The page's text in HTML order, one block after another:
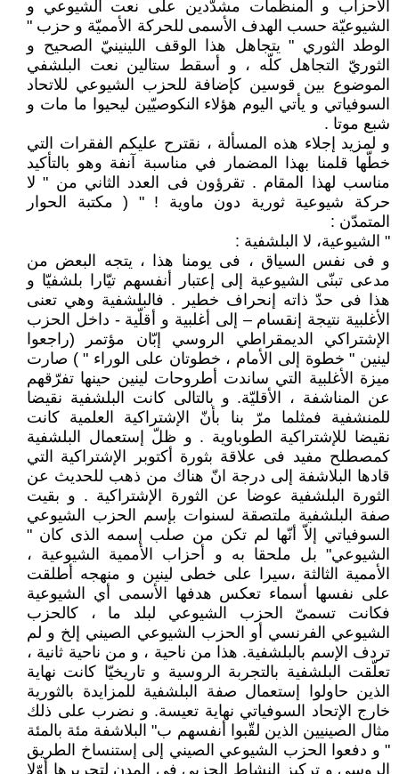
الأحزاب و المنظّمات مشدّدين على نعت الشيوعي و
الشيوعيّة حسب الهدف الأسمى للحركة الأمميّة و حزب "
الوطد الثوري " يتجاهل هذا الوقف اللينينيّ الصحيح و
الثوريّ التجاهل كلّه ، و أسقط ستالين نعت البلشفي
الموضوع بين قوسين كإضافة للحزب الشيوعي للاتحاد
السوفياتي و يأتي اليوم هؤلاء النكوصيّين ليحيوا ما مات و
شبع موتا .
و لمزيد إجلاء هذه المسألة ، نقترح عليكم الفقرات التي
خطّها قلمنا بهذا المضمار في مناسبة آنفة وهو بالتأكيد
مناسب لهذا المقام . تقرؤون فى العدد الثاني من " لا
حركة شيوعية ثورية دون ماوية ! " ( مكتبة الحوار
المتمدّن :
" الشيوعية، لا البلشفية :
و فى نفس السياق ، فى يومنا هذا ، يتجه البعض من
مدعى تبنّى الشيوعية إلى إعتبار أنفسهم تيّارا بلشفيّا و
هذا فى حدّ ذاته إنحراف خطير . فالبلشفية وهي تعنى
الأغلبية نتيجة إنقسام – إلى أغلبية و أقلّية - داخل الحزب
الإشتراكي الديمقراطي الروسي إبّان مؤتمر (راجعوا
لينين " خطوة إلى الأمام ، خطوتان على الوراء " ) صارت
ميزة الأغلبية التي ساندت أطروحات لينين حينها تفرّقهم
عن المناشفة ، الأقليّة. و بالتالى كانت البلشفية نقيضا
للمنشفية فمثلما مرّ بنا بأنّ الإشتراكية العلمية كانت
نقيضا للإشتراكية الطوباوية . و ظلّ إستعمال البلشفية
كمصطلح مفيد فى علاقة بثورة أكتوبر الإشتراكية التي
قادها البلاشفة إلى درجة انّ هناك من ذهب للحديث عن
الثورة البلشفية عوضا عن الثورة الإشتراكية . و بقيت
صفة البلشفية ملتصقة لسنوات بإسم الحزب الشيوعي
السوفياتي إلاّ أنّها لم تكن من صلب إسمه الذى كان "
الشيوعي" بل ملحقا به و أحزاب الأممية الشيوعية ،
الأممية الثالثة ،سيرا على خطى لينين و منهجه أطلقت
على نفسها أسماء تعكس هدفها الأسمى أي الشيوعية
فكانت تسمىّ الحزب الشيوعي لبلد ما ، كالحزب
الشيوعي الفرنسي أو الحزب الشيوعي الصيني إلخ و لم
تردف الإسم بالبلشفية. هذا من ناحية ، و من ناحية ثانية ،
تعلّقت البلشفية بالتجربة الروسية و تاريخيّا كانت نهاية
الذين حاولوا إستعمال صفة البلشفية للمزايدة بالثورية
خارج الإتحاد السوفياتي نهاية تعيسة. و نضرب على ذلك
مثال الصينيين الذين لقّبوا أنفسهم ب" البلاشفة مئة بالمئة
" و دفعوا الحزب الشيوعي الصيني إلى إستنساخ الطريق
الروسي و تركيز النشاط الحزبي فى المدن لتحريرها أوّلا